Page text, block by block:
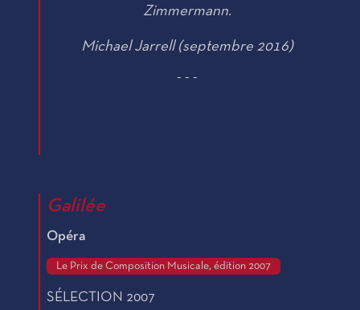
Zimmermann.
Michael Jarrell (septembre 2016)
¯¯¯
Galilée
Opéra
Le Prix de Composition Musicale, édition 2007
SÉLECTION 2007